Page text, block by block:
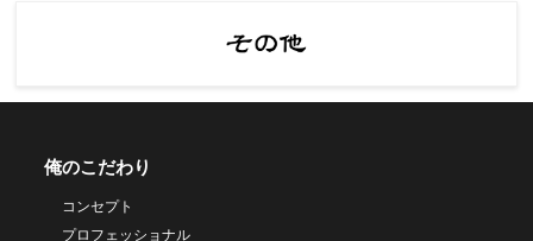
俺のこだわり
コンセプト
プロフェッショナル